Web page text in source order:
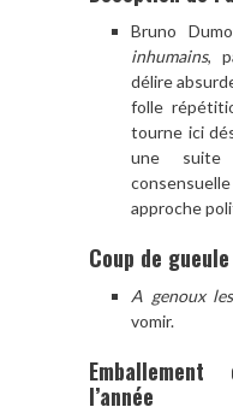
Bruno
inhumains,
délire
folle
tourne ici
une suite
approche
Coup de
A genoux
vomir.
l’année